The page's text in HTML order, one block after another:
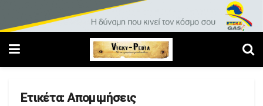
Ετικέτα:Απομιμήσεις